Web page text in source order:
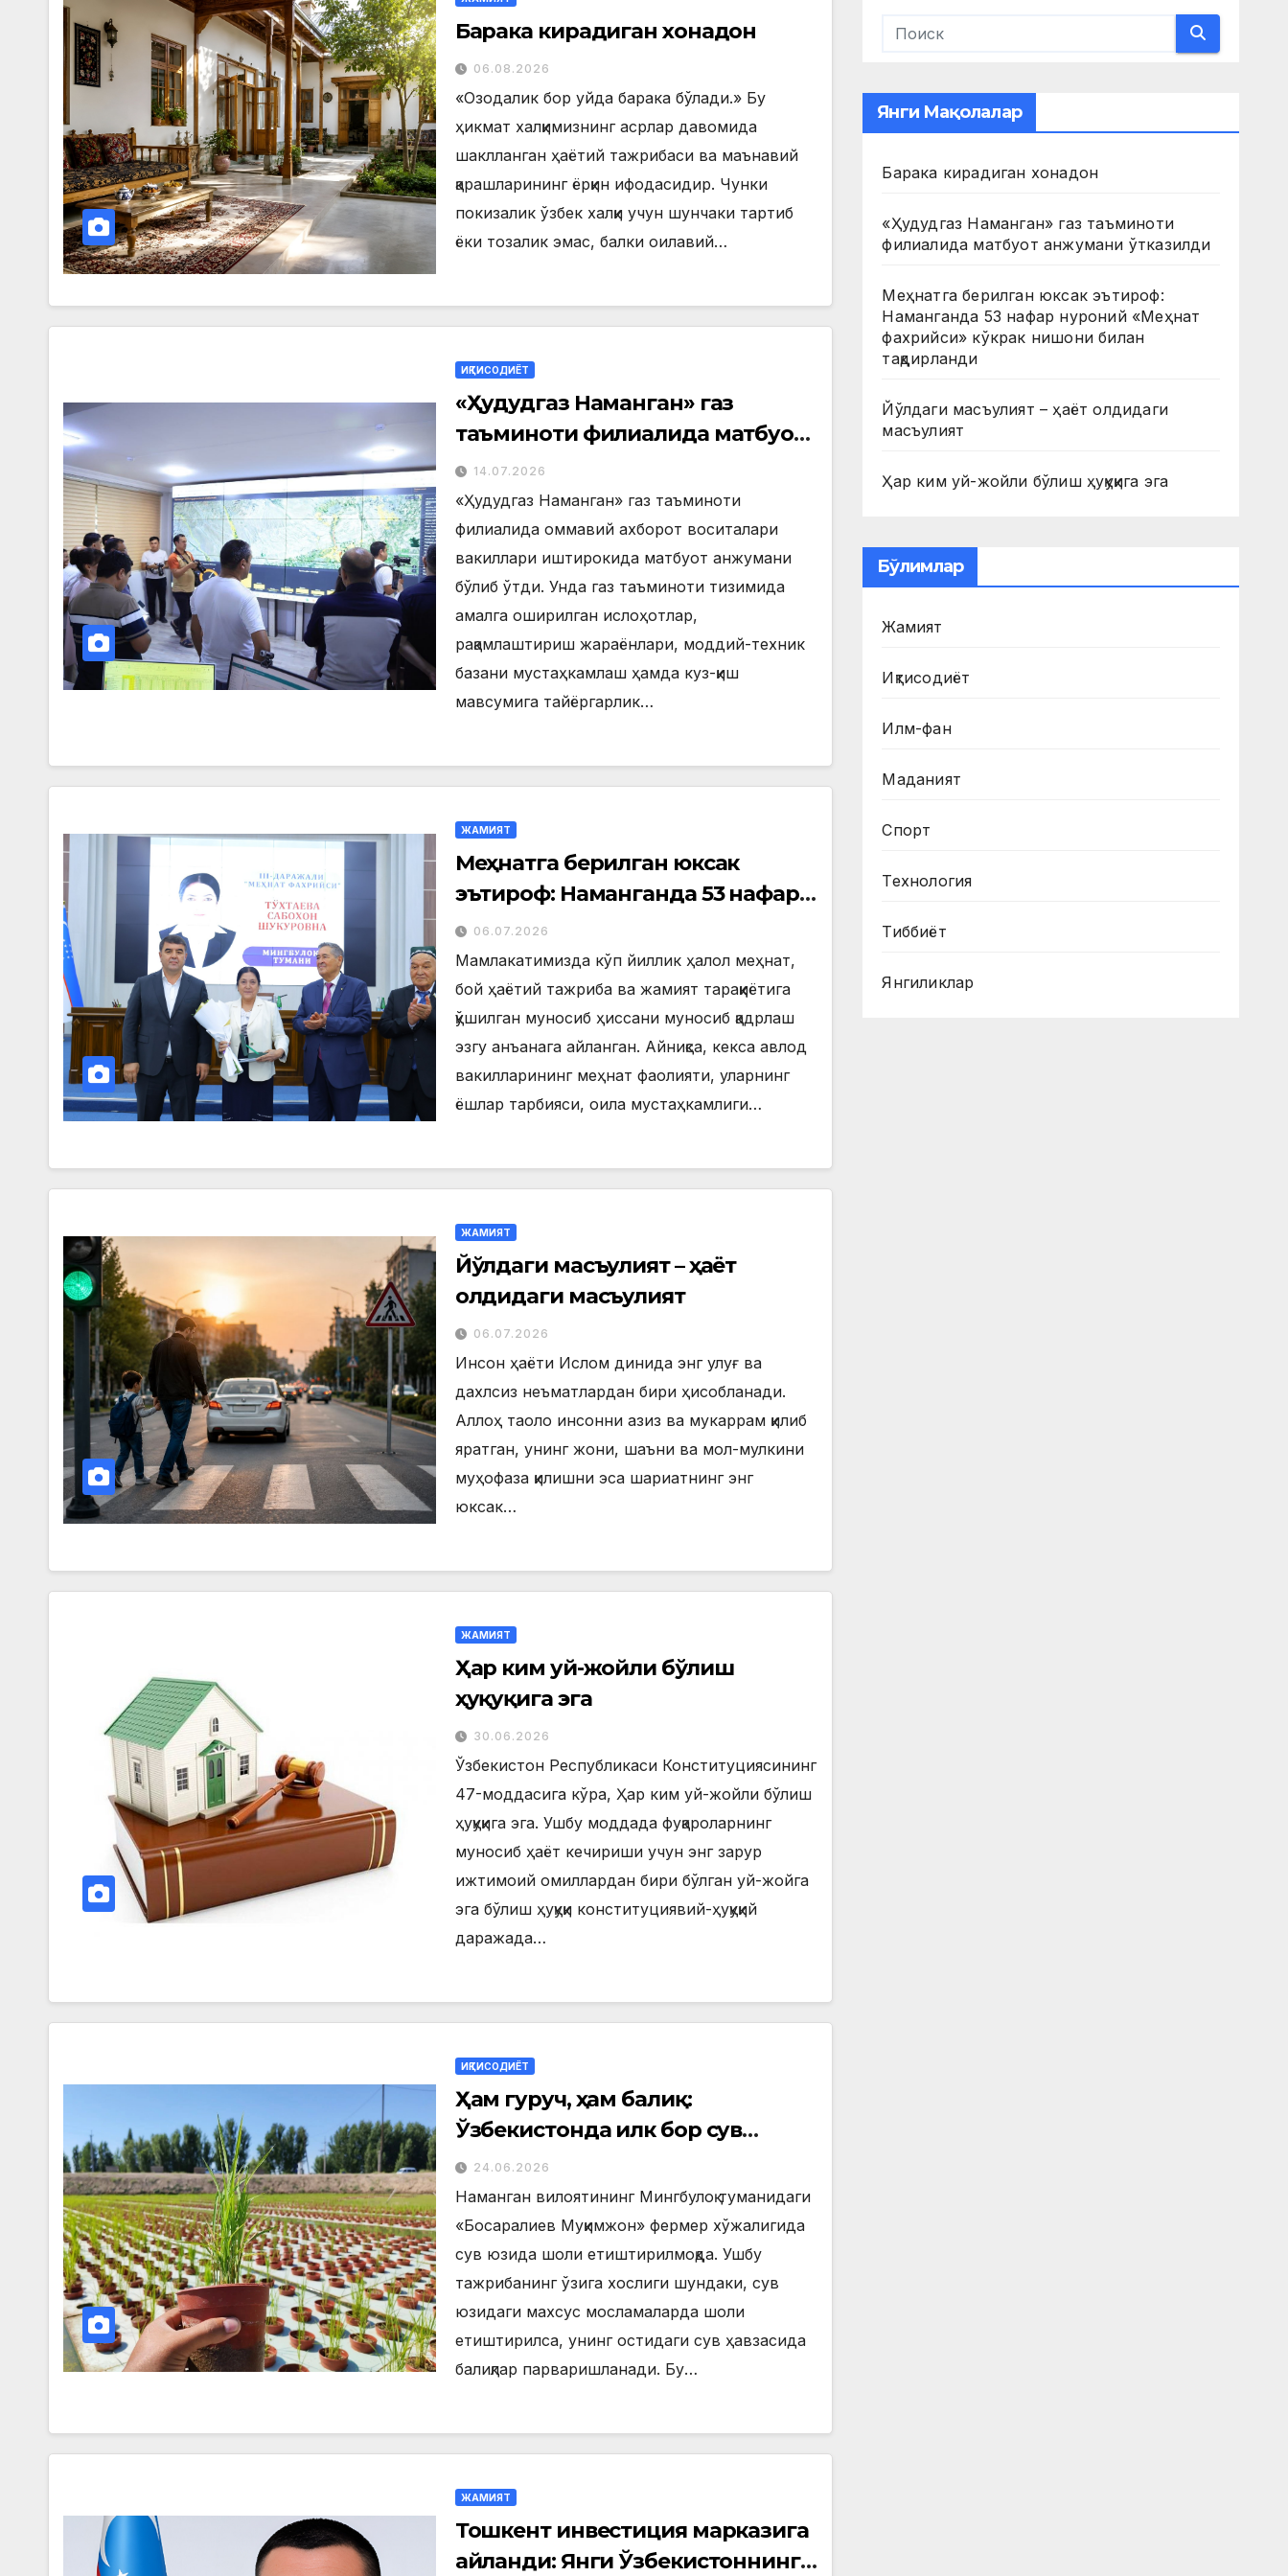
Барака кирадиган хонадон
06.08.2026
«Озодалик бор уйда барака бўлади.» Бу
ҳикмат халқимизнинг асрлар давомида
шаклланган ҳаётий тажрибаси ва маънавий
қарашларининг ёрқин ифодасидир. Чунки
покизалик ўзбек халқи учун шунчаки тартиб
ёки тозалик эмас, балки оилавий…
ИҚТИСОДИЁТ
«Ҳудудгаз Наманган» газ
таъминоти филиалида матбуот
анжумани ўтказилди
14.07.2026
«Ҳудудгаз Наманган» газ таъминоти
филиалида оммавий ахборот воситалари
вакиллари иштирокида матбуот анжумани
бўлиб ўтди. Унда газ таъминоти тизимида
амалга оширилган ислоҳотлар,
рақамлаштириш жараёнлари, моддий-техник
базани мустаҳкамлаш ҳамда куз-қиш
мавсумига тайёргарлик…
ЖАМИЯТ
Меҳнатга берилган юксак
эътироф: Наманганда 53 нафар
нуроний «Меҳнат фахрийси»
кўкрак нишони билан
тақдирланди
06.07.2026
Мамлакатимизда кўп йиллик ҳалол меҳнат,
бой ҳаётий тажриба ва жамият тараққиётига
қўшилган муносиб ҳиссани муносиб қадрлаш
эзгу анъанага айланган. Айниқса, кекса авлод
вакилларининг меҳнат фаолияти, уларнинг
ёшлар тарбияси, оила мустаҳкамлиги…
ЖАМИЯТ
Йўлдаги масъулият – ҳаёт
олдидаги масъулият
06.07.2026
Инсон ҳаёти Ислом динида энг улуғ ва
дахлсиз неъматлардан бири ҳисобланади.
Аллоҳ таоло инсонни азиз ва мукаррам қилиб
яратган, унинг жони, шаъни ва мол-мулкини
муҳофаза қилишни эса шариатнинг энг
юксак…
ЖАМИЯТ
Ҳар ким уй-жойли бўлиш
ҳуқуқига эга
30.06.2026
Ўзбекистон Республикаси Конституциясининг
47-моддасига кўра, Ҳар ким уй-жойли бўлиш
ҳуқуқига эга. Ушбу моддада фуқароларнинг
муносиб ҳаёт кечириши учун энг зарур
ижтимоий омиллардан бири бўлган уй-жойга
эга бўлиш ҳуқуқи конституциявий-ҳуқуқий
даражада…
ИҚТИСОДИЁТ
Ҳам гуруч, ҳам балиқ:
Ўзбекистонда илк бор сув
юзида шоли етиштирилмоқда
24.06.2026
Наманган вилоятининг Мингбулоқ туманидаги
«Босаралиев Муқимжон» фермер хўжалигида
сув юзида шоли етиштирилмоқда. Ушбу
тажрибанинг ўзига хослиги шундаки, сув
юзидаги махсус мосламаларда шоли
етиштирилса, унинг остидаги сув ҳавзасида
балиқлар парваришланади. Бу…
ЖАМИЯТ
Тошкент инвестиция марказига
айланди: Янги Ўзбекистоннинг
Янги Мақолалар
Барака кирадиган хонадон
«Ҳудудгаз Наманган» газ таъминоти
филиалида матбуот анжумани ўтказилди
Меҳнатга берилган юксак эътироф:
Наманганда 53 нафар нуроний «Меҳнат
фахрийси» кўкрак нишони билан
тақдирланди
Йўлдаги масъулият – ҳаёт олдидаги
масъулият
Ҳар ким уй-жойли бўлиш ҳуқуқига эга
Бўлимлар
Жамият
Иқтисодиёт
Илм-фан
Маданият
Спорт
Технология
Тиббиёт
Янгиликлар